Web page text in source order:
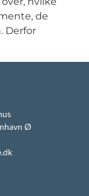
de
Derfor
Ø